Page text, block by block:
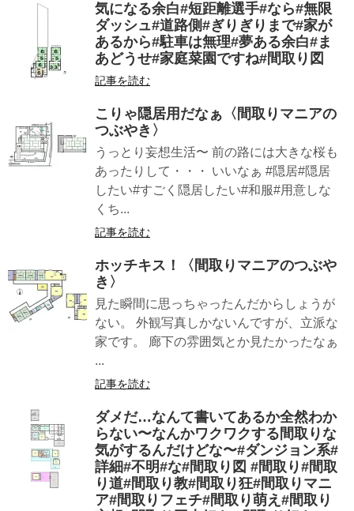
気になる余白#短距離選手#なら#無限
ダッシュ#道路側#ぎりぎりまで#家が
あるから#駐車は無理#夢ある余白#ま
あどうせ#家庭菜園ですね#間取り図
記事を読む
こりゃ隠居用だなぁ〈間取りマニアの
つぶやき〉
うっとり妄想生活〜 前の路には大きな桜も
あったりして・・・ いいなぁ #隠居#隠居
したい#すごく隠居したい#和服#用意しな
くち...
記事を読む
ホッチキス！〈間取りマニアのつぶや
き〉
見た瞬間に思っちゃったんだからしょうが
ない。 外観写真しかないんですが、立派な
家です。 廊下の雰囲気とか見たかったなぁ
...
記事を読む
ダメだ…なんて書いてあるか全然わか
らない〜なんかワクワクする間取りな
気がするんだけどな〜#ダンジョン系#
詳細#不明#な#間取り図 #間取り#間取
り道#間取り教#間取り狂#間取りマニ
ア#間取りフェチ#間取り萌え#間取り